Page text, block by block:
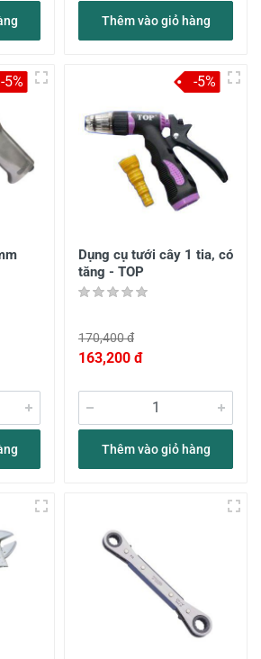
Thêm vào giỏ hàng
-5%
Dụng cụ tưới cây 1 tia, có
tăng - TOP
170,400 đ
163,200 đ
Thêm vào giỏ hàng
-5%